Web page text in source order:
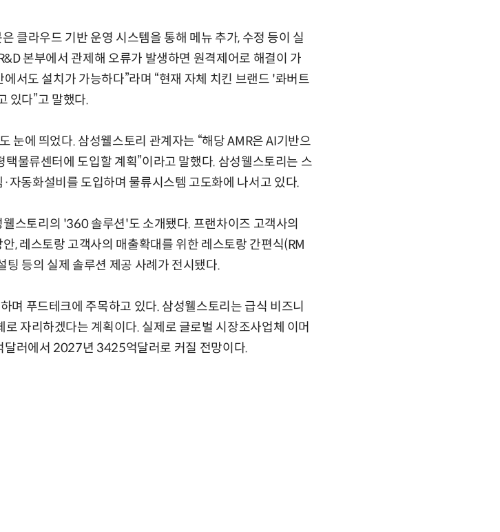
클라우드 기반 운영 시스템을 통해 메뉴 추가, 수정 등이 실
본부에서 관제해 오류가 발생하면 원격제어로 해결이 가
서도 설치가 가능하다”라며 “현재 자체 치킨 브랜드 '롸버트
있다”고 말했다.
눈에 띄었다. 삼성웰스토리 관계자는 “해당 AMR은 AI기반으
물류센터에 도입할 계획”이라고 말했다. 삼성웰스토리는 스
자동화설비를 도입하며 물류시스템 고도화에 나서고 있다.
스토리의 '360 솔루션'도 소개됐다. 프랜차이즈 고객사의
, 레스토랑 고객사의 매출확대를 위한 레스토랑 간편식(RM
팅 등의 실제 솔루션 제공 사례가 전시됐다.
며 푸드테크에 주목하고 있다. 삼성웰스토리는 급식 비즈니
자리하겠다는 계획이다. 실제로 글로벌 시장조사업체 이머
러에서 2027년 3425억달러로 커질 전망이다.